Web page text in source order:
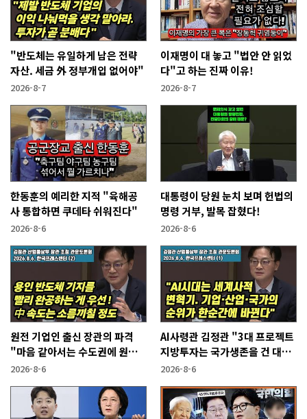
"반도체는 유일하게 남은 전략
자산. 세금 外 정부개입 없어야"
2026-8-7
이재명이 대 놓고 "법안 안 읽었
다"고 하는 진짜 이유!
2026-8-7
한동훈의 예리한 지적 "육해공
사 통합하면 쿠데타 쉬워진다"
2026-8-6
대통령이 당원 눈치 보며 헌법의
명령 거부, 발목 잡혔다!
2026-8-6
원전 기업인 출신 장관의 파격
"마음 같아서는 수도권에 원전
짓고싶다"
2026-8-6
AI사령관 김정관 "3대 프로젝트
지방투자는 국가생존을 건 대전
략"
2026-8-6